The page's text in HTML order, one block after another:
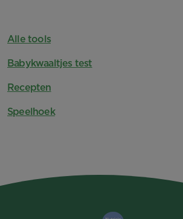
Alle tools
Babykwaaltjes test
Recepten
Speelhoek